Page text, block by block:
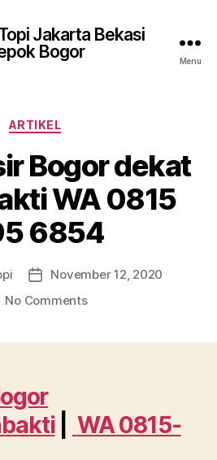
Jakarta Bekasi
Bogor
Menu
Categories
ARTIKEL
Bogor dekat
WA 0815
6854
PostNovember 12, 2020
No Commentson
0815
|
WA 0815-